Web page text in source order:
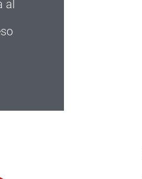
al